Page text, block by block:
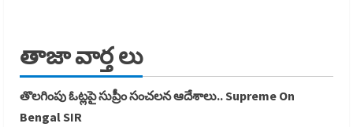
తాజా వార్త లు
తొలగింపు ఓట్లపై సుప్రీం సంచలన ఆదేశాలు.. Supreme On
Bengal SIR